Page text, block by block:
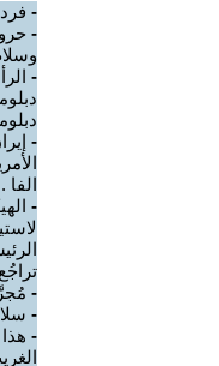
-
-
-
-
الفا
-
-
-
-